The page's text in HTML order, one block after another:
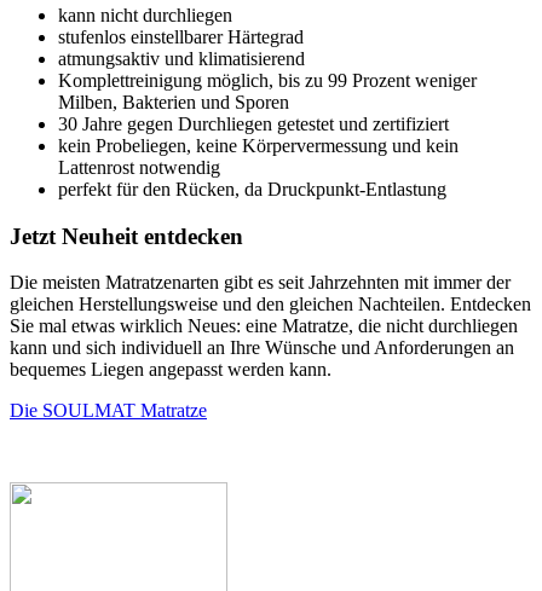
kann nicht durchliegen
stufenlos einstellbarer Härtegrad
atmungsaktiv und klimatisierend
Komplettreinigung möglich, bis zu 99 Prozent weniger
Milben, Bakterien und Sporen
30 Jahre gegen Durchliegen getestet und zertifiziert
kein Probeliegen, keine Körpervermessung und kein
Lattenrost notwendig
perfekt für den Rücken, da Druckpunkt-Entlastung
Jetzt Neuheit entdecken
Die meisten Matratzenarten gibt es seit Jahrzehnten mit immer der
gleichen Herstellungsweise und den gleichen Nachteilen. Entdecken
Sie mal etwas wirklich Neues: eine Matratze, die nicht durchliegen
kann und sich individuell an Ihre Wünsche und Anforderungen an
bequemes Liegen angepasst werden kann.
Die SOULMAT Matratze